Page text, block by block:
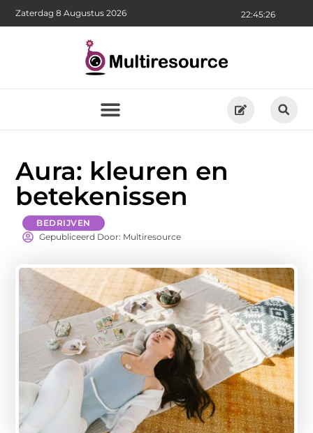
22:45:27
Zaterdag 8 Augustus 2026
Aura: kleuren en
betekenissen
BEDRIJVEN
Gepubliceerd Door: Multiresource